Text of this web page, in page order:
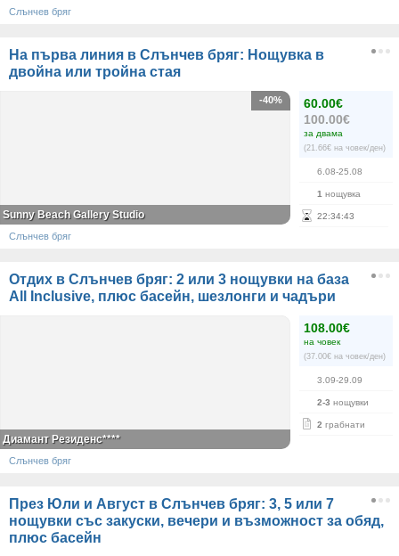
Слънчев бряг
На първа линия в Слънчев бряг: Нощувка в
двойна или тройна стая
60.00€
100.00€
за двама
(21.66€ на човек/ден)
6.08-25.08
1 нощувка
22:34:43
-40%
Sunny Beach Gallery Studio
Слънчев бряг
Отдих в Слънчев бряг: 2 или 3 нощувки на база
All Inclusive, плюс басейн, шезлонги и чадъри
108.00€
на човек
(37.00€ на човек/ден)
3.09-29.09
2-3 нощувки
2 грабнати
Диамант Резиденс****
Слънчев бряг
През Юли и Август в Слънчев бряг: 3, 5 или 7
нощувки със закуски, вечери и възможност за обяд,
плюс басейн